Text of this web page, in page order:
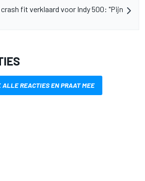
fit verklaard voor Indy 500: "Pijn
REACTIES EN PRAAT MEE